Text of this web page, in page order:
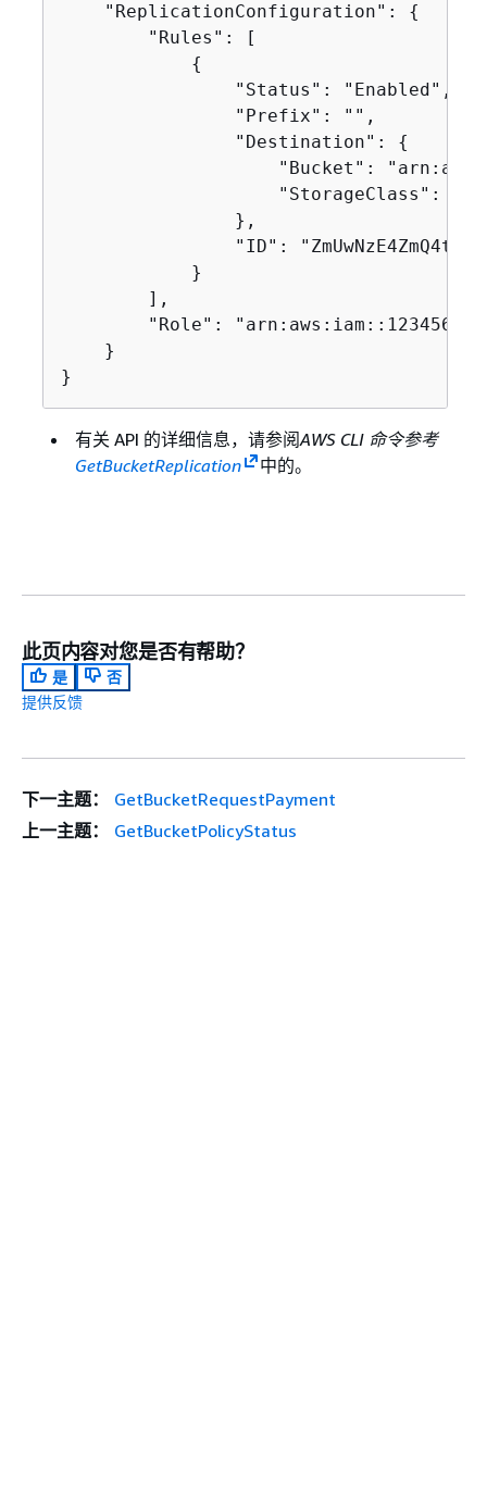
    "ReplicationConfiguration":
{
        "Rules": [
{
                "Status": "Enabled",
                "Prefix": "",
                "Destination":
{
"Bucket":
"StorageClass":
                },
"ID":
            }
        ],
"Role":
    }
}
有关 API 的详细信息，请参阅AWS CLI 命令参考
GetBucketReplication
中的。
此页内容对您是否有帮助？
是
否
提供反馈
下一主题：
GetBucketRequestPayment
上一主题：
GetBucketPolicyStatus